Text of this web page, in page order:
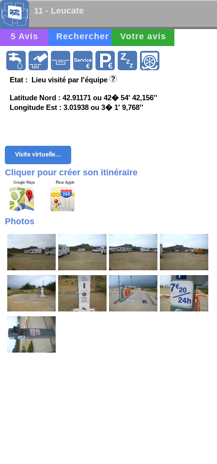
11 - Leucate
5 Avis Rechercher Votre avis
Etat : Lieu visité par l'équipe
Latitude Nord : 42.91171 ou 42� 54' 42,156''
Longitude Est : 3.01938 ou 3� 1' 9,768''
Visite virtuelle...
Cliquer pour créer son itinéraire
Google Maps Plans Apple
Photos